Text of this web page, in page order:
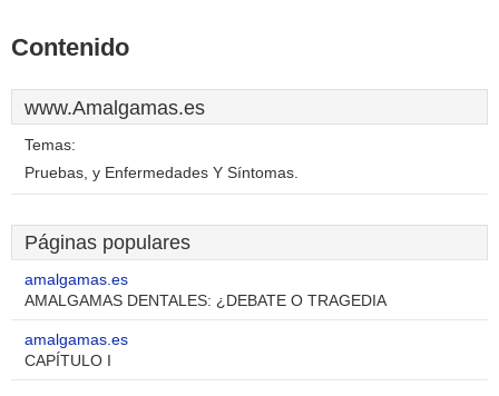
Contenido
www.Amalgamas.es
Temas:
Pruebas, y Enfermedades Y Síntomas.
Páginas populares
amalgamas.es
AMALGAMAS DENTALES: ¿DEBATE O TRAGEDIA
amalgamas.es
CAPÍTULO I